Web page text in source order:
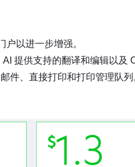
以进一步增强。
提供支持的翻译和编辑以及
、直接打印和打印管理队